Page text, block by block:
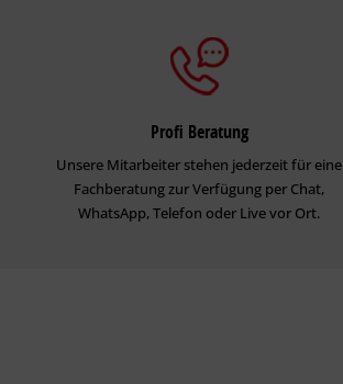
Profi Beratung
Unsere Mitarbeiter stehen jederzeit für eine
Fachberatung zur Verfügung per Chat,
WhatsApp, Telefon oder Live vor Ort.